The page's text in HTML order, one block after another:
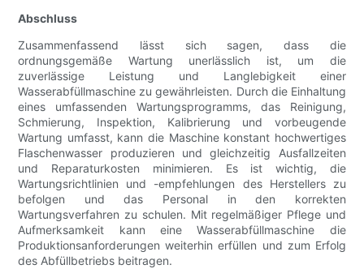
Abschluss
Zusammenfassend lässt sich sagen, dass die
ordnungsgemäße Wartung unerlässlich ist, um die
zuverlässige Leistung und Langlebigkeit einer
Wasserabfüllmaschine zu gewährleisten. Durch die Einhaltung
eines umfassenden Wartungsprogramms, das Reinigung,
Schmierung, Inspektion, Kalibrierung und vorbeugende
Wartung umfasst, kann die Maschine konstant hochwertiges
Flaschenwasser produzieren und gleichzeitig Ausfallzeiten
und Reparaturkosten minimieren. Es ist wichtig, die
Wartungsrichtlinien und -empfehlungen des Herstellers zu
befolgen und das Personal in den korrekten
Wartungsverfahren zu schulen. Mit regelmäßiger Pflege und
Aufmerksamkeit kann eine Wasserabfüllmaschine die
Produktionsanforderungen weiterhin erfüllen und zum Erfolg
des Abfüllbetriebs beitragen.